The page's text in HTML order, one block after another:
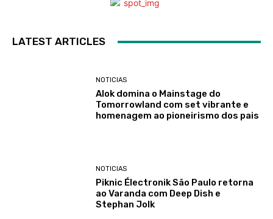
LATEST ARTICLES
NOTICIAS
Alok domina o Mainstage do
Tomorrowland com set vibrante e
homenagem ao pioneirismo dos pais
NOTICIAS
Piknic Électronik São Paulo retorna
ao Varanda com Deep Dish e
Stephan Jolk